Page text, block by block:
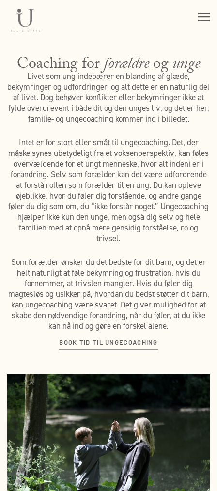
indholdet
Coaching forforældreogunge
Livet som ung indebærer en blanding af glæde,
bekymringer og udfordringer, og alt dette er en naturlig del
af livet. Dog behøver konflikter eller bekymringer ikke at
fylde overdrevent i både dit og den unges liv, og det er her,
familie- og ungecoaching kommer ind i billedet.
Intet er for stort eller småt til ungecoaching. Det, der
måske synes ubetydeligt fra et voksenperspektiv, kan føles
overvældende for et ungt menneske, hvor alt indeni er i
forandring. Selv som forælder kan det være udfordrende
at forstå rollen som forælder til en ung. Du kan opleve
øjeblikke, hvor du føler dig forstående, og andre gange
føler du dig som om, du “ikke forstår noget.” Ungecoaching
hjælper ikke kun den unge, men også dig selv og hele
familien med at opnå mere gensidig forståelse, ro og
trivsel.
Som forælder ønsker du det bedste for dit barn, og det er
helt naturligt at føle bekymring og frustration, hvis du
fornemmer, at trivslen mangler. Hvis du føler dig
magtesløs og usikker på, hvordan du bedst støtter dit barn,
kan ungecoaching være svaret. Det giver mulighed for at
skabe den nødvendige forandring, når du føler, at du ikke
kan nå ind og gøre en forskel alene.
BOOK TID TIL UNGECOACHING